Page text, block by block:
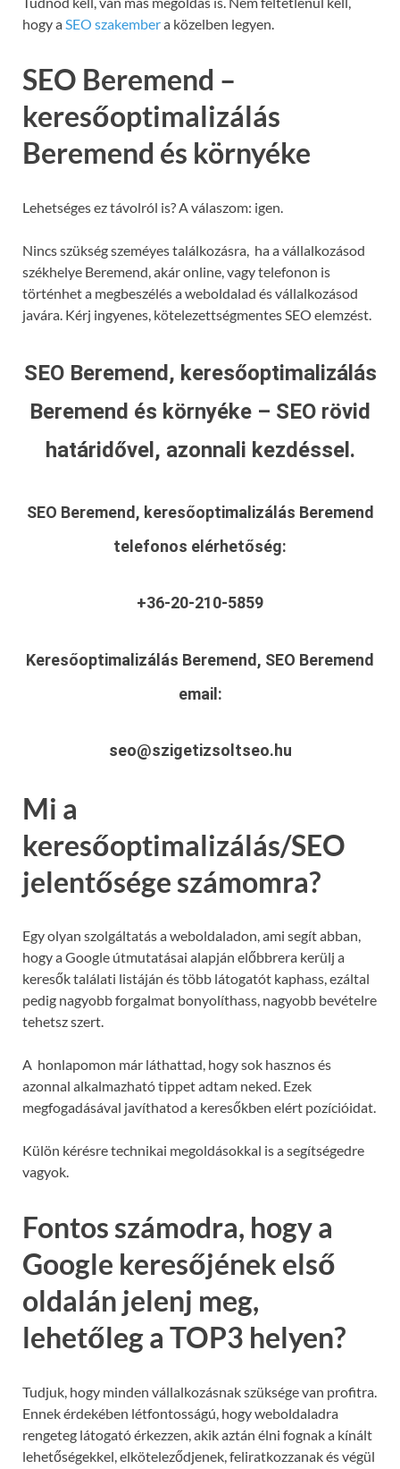
hogy aSEO szakembera közelben legyen.
SEO Beremend –
keresőoptimalizálás
Beremend és környéke
Lehetséges ez távolról is? A válaszom: igen.
Nincs szükség szeméyes találkozásra, ha a vállalkozásod
székhelye Beremend, akár online, vagy telefonon is
történhet a megbeszélés a weboldalad és vállalkozásod
javára. Kérj ingyenes, kötelezettségmentes SEO elemzést.
SEO Beremend, keresőoptimalizálás
Beremend és környéke – SEO rövid
határidővel, azonnali kezdéssel.
SEO Beremend, keresőoptimalizálás Beremend
telefonos elérhetőség:
+36-20-210-5859
Keresőoptimalizálás Beremend, SEO Beremend
email:
seo@szigetizsoltseo.hu
Mi a
keresőoptimalizálás/SEO
jelentősége számomra?
Egy olyan szolgáltatás a weboldaladon, ami segít abban,
hogy a Google útmutatásai alapján előbbrera kerülj a
keresők találati listáján és több látogatót kaphass, ezáltal
pedig nagyobb forgalmat bonyolíthass, nagyobb bevételre
tehetsz szert.
A honlapomon már láthattad, hogy sok hasznos és
azonnal alkalmazható tippet adtam neked. Ezek
megfogadásával javíthatod a keresőkben elért pozícióidat.
Külön kérésre technikai megoldásokkal is a segítségedre
vagyok.
Fontos számodra, hogy a
Google keresőjének első
oldalán jelenj meg,
lehetőleg a TOP3 helyen?
Tudjuk, hogy minden vállalkozásnak szüksége van profitra.
Ennek érdekében létfontosságú, hogy weboldaladra
rengeteg látogató érkezzen, akik aztán élni fognak a kínált
lehetőségekkel, elköteleződjenek, feliratkozzanak és végül